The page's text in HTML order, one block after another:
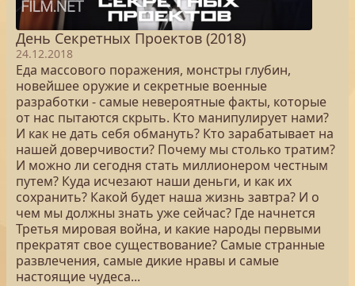
День Секретных Проектов (2018)
24.12.2018
Еда массового поражения, монстры глубин,
новейшее оружие и секретные военные
разработки - самые невероятные факты, которые
от нас пытаются скрыть. Кто манипулирует нами?
И как не дать себя обмануть? Кто зарабатывает на
нашей доверчивости? Почему мы столько тратим?
И можно ли сегодня стать миллионером честным
путем? Куда исчезают наши деньги, и как их
сохранить? Какой будет наша жизнь завтра? И о
чем мы должны знать уже сейчас? Где начнется
Третья мировая война, и какие народы первыми
прекратят свое существование? Самые странные
развлечения, самые дикие нравы и самые
настоящие чудеса...